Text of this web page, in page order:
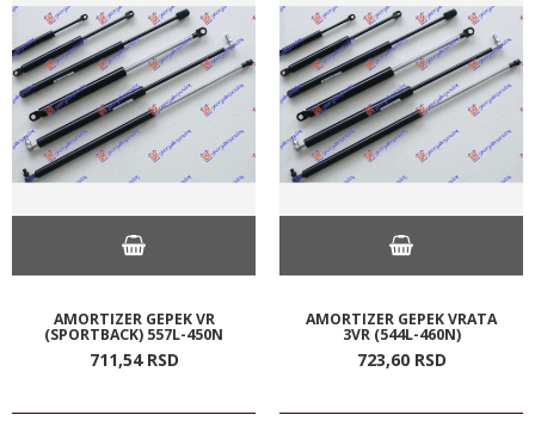
AMORTIZER GEPEK VR
(SPORTBACK) 557L-450N
711,54 RSD
AMORTIZER GEPEK VRATA
3VR (544L-460N)
723,60 RSD